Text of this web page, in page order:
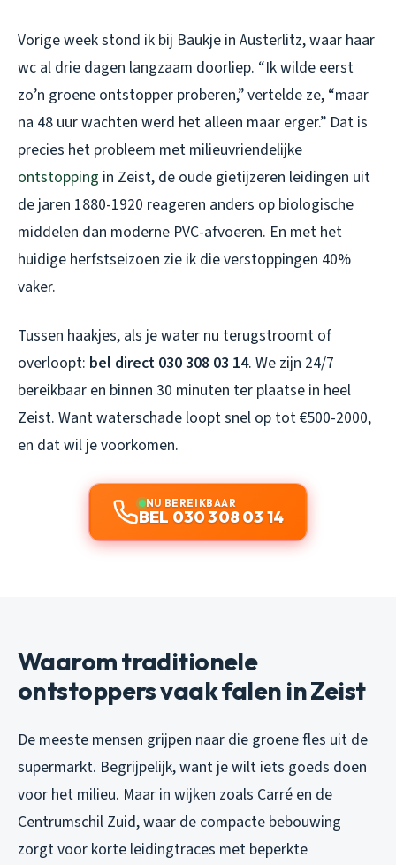
Vorige week stond ik bij Baukje in Austerlitz, waar haar
wc al drie dagen langzaam doorliep. “Ik wilde eerst
zo’n groene ontstopper proberen,” vertelde ze, “maar
na 48 uur wachten werd het alleen maar erger.” Dat is
precies het probleem met milieuvriendelijke
ontstopping in Zeist, de oude gietijzeren leidingen uit
de jaren 1880-1920 reageren anders op biologische
middelen dan moderne PVC-afvoeren. En met het
huidige herfstseizoen zie ik die verstoppingen 40%
vaker.
Tussen haakjes, als je water nu terugstroomt of
overloopt: bel direct 030 308 03 14. We zijn 24/7
bereikbaar en binnen 30 minuten ter plaatse in heel
Zeist. Want waterschade loopt snel op tot €500-2000,
en dat wil je voorkomen.
NU BEREIKBAAR
BEL 030 308 03 14
Waarom traditionele
ontstoppers vaak falen in Zeist
De meeste mensen grijpen naar die groene fles uit de
supermarkt. Begrijpelijk, want je wilt iets goeds doen
voor het milieu. Maar in wijken zoals Carré en de
Centrumschil Zuid, waar de compacte bebouwing
zorgt voor korte leidingtraces met beperkte